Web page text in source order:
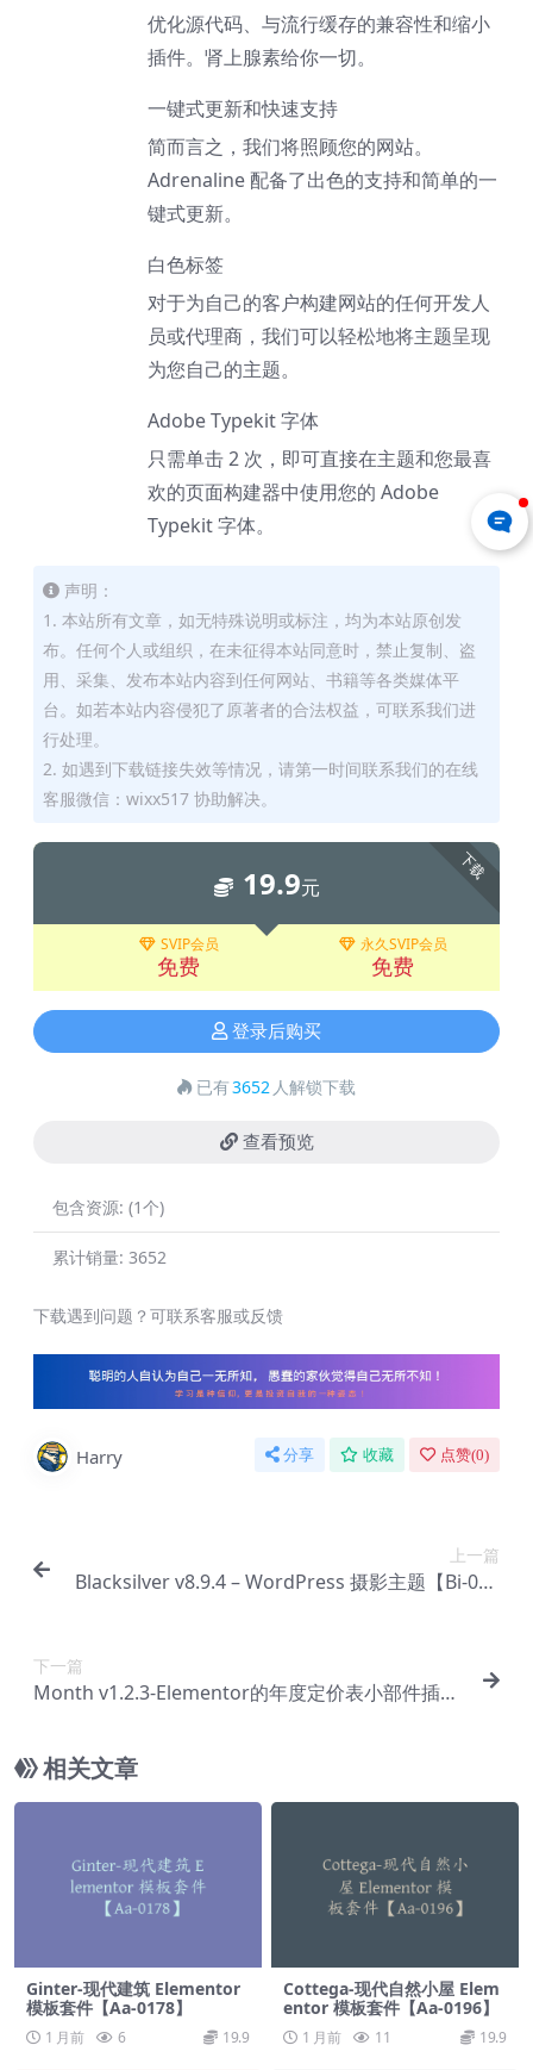
优化源代码、与流行缓存的兼容性和缩小
插件。肾上腺素给你一切。
一键式更新和快速支持
简而言之，我们将照顾您的网站。
Adrenaline 配备了出色的支持和简单的一
键式更新。
白色标签
对于为自己的客户构建网站的任何开发人
员或代理商，我们可以轻松地将主题呈现
为您自己的主题。
Adobe Typekit 字体
只需单击 2 次，即可直接在主题和您最喜
欢的页面构建器中使用您的 Adob​​e
Typekit 字体。
声明：
1. 本站所有文章，如无特殊说明或标注，均为本站原创发
布。任何个人或组织，在未征得本站同意时，禁止复制、盗
用、采集、发布本站内容到任何网站、书籍等各类媒体平
台。如若本站内容侵犯了原著者的合法权益，可联系我们进
行处理。
2. 如遇到下载链接失效等情况，请第一时间联系我们的在线
客服微信：wixx517 协助解决。
下载
19.9元
SVIP会员
免费
永久SVIP会员
免费
登录后购买
已有3652 人解锁下载
查看预览
包含资源: (1个)
累计销量: 3652
下载遇到问题？可联系客服或反馈
Harry 分享 收藏 点赞(0)
上一篇
Blacksilver v8.9.4 – WordPress 摄影主题【Bi-001
下一篇
Month v1.2.3-Elementor的年度定价表小部件插件
相关文章
Ginter-现代建筑 Elementor
模板套件【Aa-0178】
1 月前 6 19.9
Cottega-现代自然小屋 Elem
entor 模板套件【Aa-0196】
1 月前 11 19.9